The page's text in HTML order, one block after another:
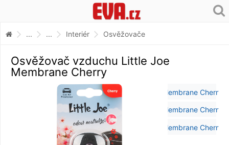
... ... Interiér Osvěžovače
Osvěžovač vzduchu Little Joe
Membrane Cherry